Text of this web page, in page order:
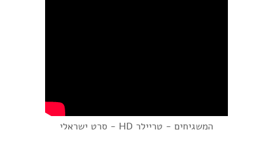
המשגיחים - טריילר HD - סרט ישראלי